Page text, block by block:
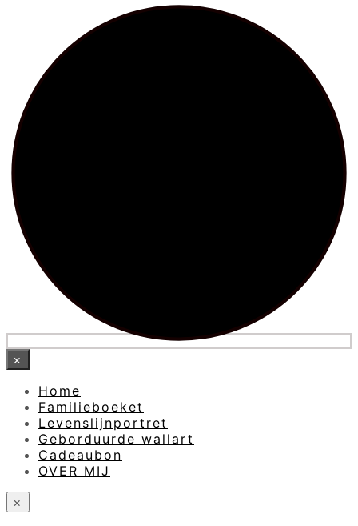
×
Home
Familieboeket
Levenslijnportret
Geborduurde wallart
Cadeaubon
OVER MIJ
×